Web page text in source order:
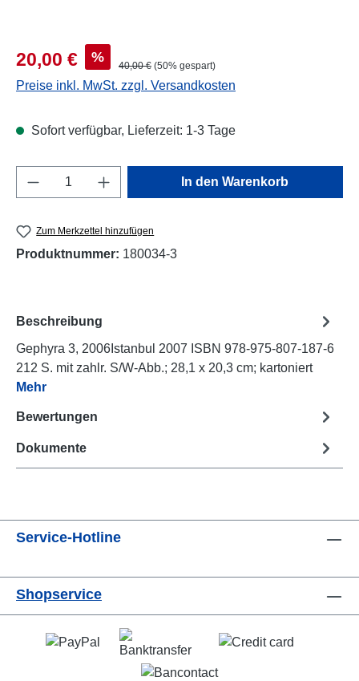
Verkaufspreis:
20,00 € % Regulärer Preis:
40,00 € (50% gespart)
Preise inkl. MwSt. zzgl. Versandkosten
Sofort verfügbar, Lieferzeit: 1-3 Tage
Produkt Anzahl: Gib den gewünschten
In den Warenkorb
Zum Merkzettel hinzufügen
Produktnummer: 180034-3
Beschreibung
Gephyra 3, 2006Istanbul 2007 ISBN 978-975-807-187-6
212 S. mit zahlr. S/W-Abb.; 28,1 x 20,3 cm; kartoniert
Mehr
Bewertungen
Dokumente
Service-Hotline
Shopservice